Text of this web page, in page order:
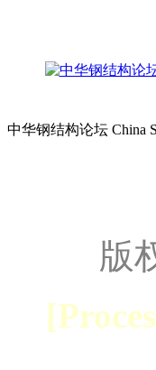
中华钢结构论坛 China
版